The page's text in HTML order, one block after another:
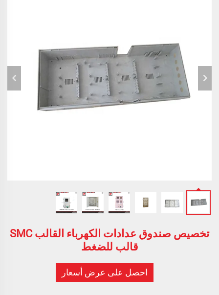
تخصيص صندوق عدادات الكهرباء القالب SMC
قالب للضغط
احصل على عرض أسعار